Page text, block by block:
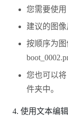
您需要使用
建议的图像
按顺序为
您也可以
件夹中。
使用文本编